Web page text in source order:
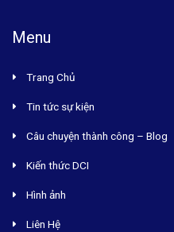
Menu
Trang Chủ
Tin tức sự kiện
Câu chuyện thành công – Blog
Kiến thức DCI
Hình ảnh
Liên Hệ